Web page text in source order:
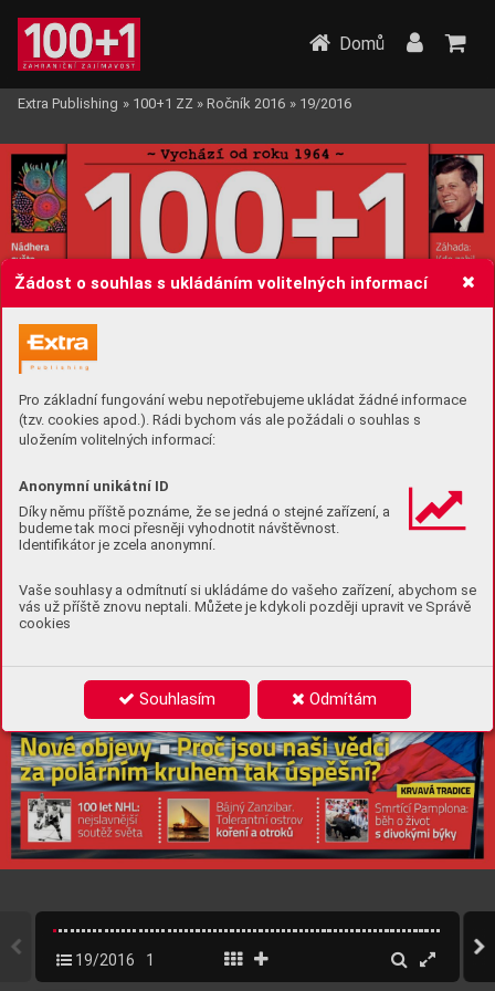
Žádost o souhlas s ukládáním volitelných informací
Pro základní fungování webu nepotřebujeme ukládat žádné informace
(tzv. cookies apod.). Rádi bychom vás ale požádali o souhlas s
uložením volitelných informací:
Anonymní unikátní ID
Díky němu příště poznáme, že se jedná o stejné zařízení, a
budeme tak moci přesněji vyhodnotit návštěvnost.
Identifikátor je zcela anonymní.
Vaše souhlasy a odmítnutí si ukládáme do vašeho zařízení, abychom se
vás už příště znovu neptali. Můžete je kdykoli později upravit ve Správě
cookies
Souhlasím Odmítám
Domů
Extra Publishing » 100+1 ZZ » Ročník 2016 » 19/2016
19/2016 1